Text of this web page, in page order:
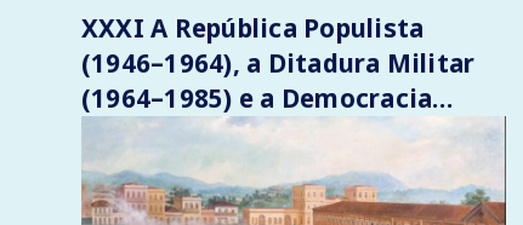
XXXI A República Populista
(1946–1964), a Ditadura Militar
(1964–1985) e a Democracia
Inacabada (1985 ao presente)